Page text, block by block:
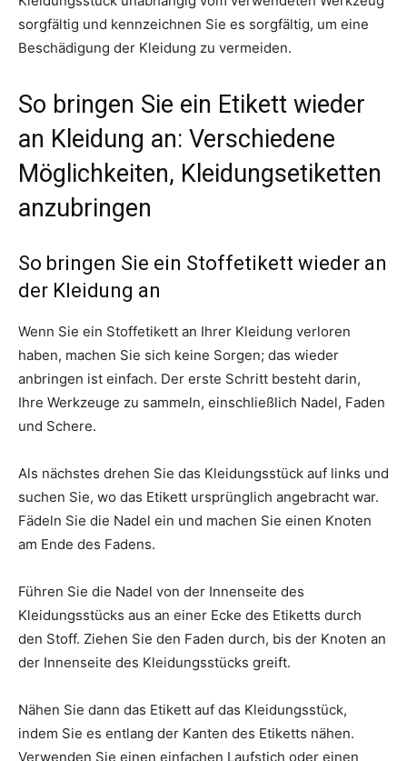
sorgfältig und kennzeichnen Sie es sorgfältig, um eine
Beschädigung der Kleidung zu vermeiden.
So bringen Sie ein Etikett wieder
an Kleidung an: Verschiedene
Möglichkeiten, Kleidungsetiketten
anzubringen
So bringen Sie ein Stoffetikett wieder an
der Kleidung an
Wenn Sie ein Stoffetikett an Ihrer Kleidung verloren
haben, machen Sie sich keine Sorgen; das wieder
anbringen ist einfach. Der erste Schritt besteht darin,
Ihre Werkzeuge zu sammeln, einschließlich Nadel, Faden
und Schere.
Als nächstes drehen Sie das Kleidungsstück auf links und
suchen Sie, wo das Etikett ursprünglich angebracht war.
Fädeln Sie die Nadel ein und machen Sie einen Knoten
am Ende des Fadens.
Führen Sie die Nadel von der Innenseite des
Kleidungsstücks aus an einer Ecke des Etiketts durch
den Stoff. Ziehen Sie den Faden durch, bis der Knoten an
der Innenseite des Kleidungsstücks greift.
Nähen Sie dann das Etikett auf das Kleidungsstück,
indem Sie es entlang der Kanten des Etiketts nähen.
Verwenden Sie einen einfachen Laufstich oder einen